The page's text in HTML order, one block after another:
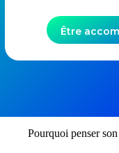
Être
Pourquoi penser